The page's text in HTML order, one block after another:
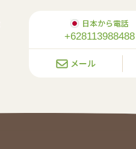
日本から電話
+628113988488
メール